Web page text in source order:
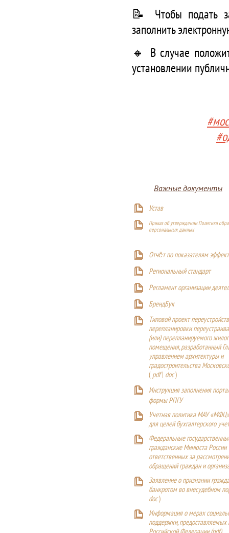
📝 Чтобы подать
заполнить
🔸 В случае
установлении
Важные документы
Устав
Приказ об утверждении Политики
персональных данных
Отчёт по показателям
Региональный стандарт
Регламент организации
БрендБук
Типовой проект
перепланировки
(или) перепланируемого
помещения, разработанный
управлением архитектуры и
градостроительства
(pdf| doc)
Инструкция заполнения
формы РПГУ
Учетная политика МАУ
для целей бухгалтерского
Федеральные
гражданские Минюста России
ответственных за
обращений граждан и
Заявление о признании
банкротом во внесудебном
doc)
Информация о мерах
поддержки,